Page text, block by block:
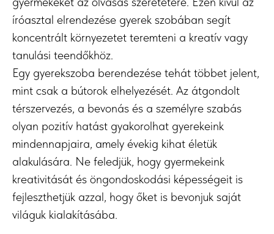
íróasztal elrendezése gyerek szobában segít
koncentrált környezetet teremteni a kreatív vagy
tanulási teendőkhöz.
Egy gyerekszoba berendezése tehát többet jelent,
mint csak a bútorok elhelyezését. Az átgondolt
térszervezés, a bevonás és a személyre szabás
olyan pozitív hatást gyakorolhat gyerekeink
mindennapjaira, amely évekig kihat életük
alakulására. Ne feledjük, hogy gyermekeink
kreativitását és öngondoskodási képességeit is
fejleszthetjük azzal, hogy őket is bevonjuk saját
világuk kialakításába.